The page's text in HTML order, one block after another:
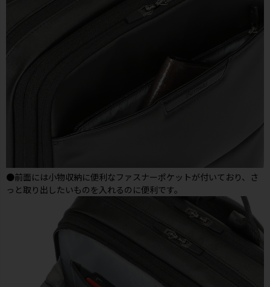
●前面には小物収納に便利なファスナーポケットが付いており、さ
っと取り出したいものを入れるのに便利です。